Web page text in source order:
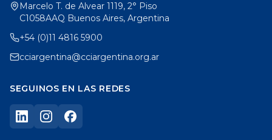
Marcelo T. de Alvear 1119, 2° Piso
C1058AAQ Buenos Aires, Argentina
+54 (0)11 4816 5900
cciargentina@cciargentina.org.ar
SEGUINOS EN LAS REDES